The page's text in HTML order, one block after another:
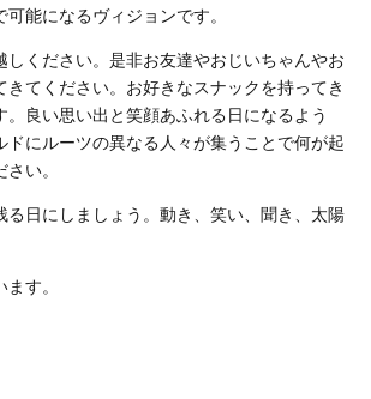
能になるヴィジョンです。
しください。是非お友達やおじいちゃんやお
きてください。お好きなスナックを持ってき
。良い思い出と笑顔あふれる日になるよう
ドにルーツの異なる人々が集うことで何が起
い。
る日にしましょう。動き、笑い、聞き、太陽
す。